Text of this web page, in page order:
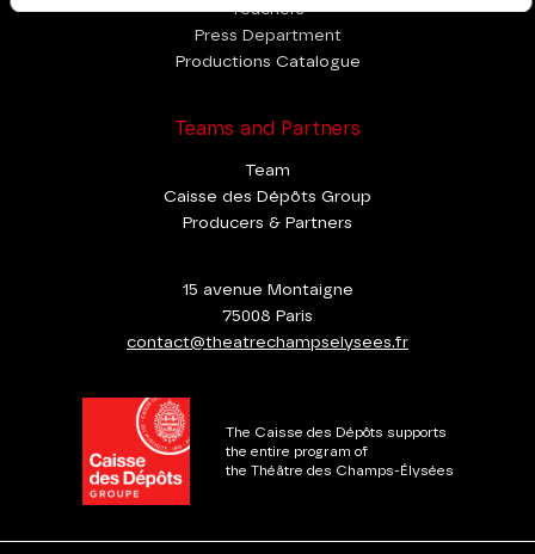
Teachers
Press Department
Productions Catalogue
Teams and Partners
Team
Caisse des Dépôts Group
Producers & Partners
15 avenue Montaigne
75008 Paris
contact@theatrechampselysees.fr
The Caisse des Dépôts supports
the entire program of
the Théâtre des Champs-Élysées